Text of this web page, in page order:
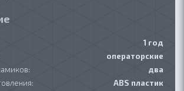
1 год
операторские
два
ABS пластик